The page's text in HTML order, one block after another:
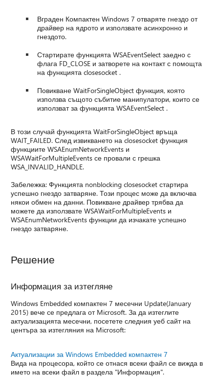
Вграден Компактен Windows 7 отваряте гнездо от
драйвер на ядрото и използвате асинхронно и
гнездото.
Стартирате функцията WSAEventSelect заедно с
флага FD_CLOSE и затворете на контакт с помощта
на функцията closesocket .
Повикване WaitForSingleObject функция, която
използва същото събитие манипулатори, които се
използват за функцията WSAEventSelect .
В този случай функцията WaitForSingleObject връща
WAIT_FAILED. След извикването на closesocket функция
функциите WSAEnumNetworkEvents и
WSAWaitForMultipleEvents се провали с грешка
WSA_INVALID_HANDLE.
Забележка: Функцията nonblocking closesocket стартира
успешно гнездо затваряне. Този процес може да включва
някои обмен на данни. Повикване драйвер трябва да
можете да използвате WSAWaitForMultipleEvents и
WSAEnumNetworkEvents функции да изчакате успешно
гнездо затваряне.
Решение
Информация за изтегляне
Windows Embedded компактен 7 месечни Update(January
2015) вече се предлага от Microsoft. За да изтеглите
актуализацията месечни, посетете следния уеб сайт на
центъра за изтегляния на Microsoft:
Актуализации за Windows Embedded компактен 7
Вида на процесора, който се отнася всеки файл се вижда в
името на всеки файл в раздела "Информация".